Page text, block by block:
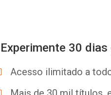
Experimente 30
Acesso ilimitado a